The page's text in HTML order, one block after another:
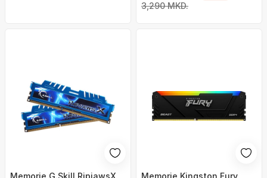
3,290 MKD.
Memorie G.Skill RipjawsX,
Memorie Kingston Fury